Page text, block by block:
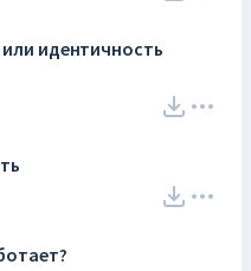
идентичность